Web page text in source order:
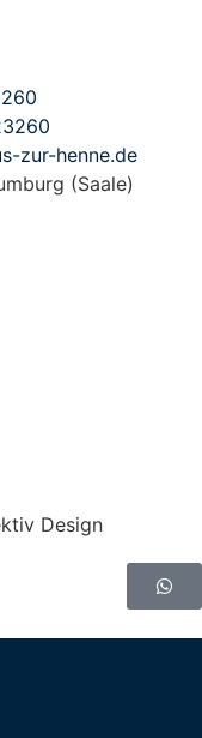
zur-henne.de
(Saale)
Design